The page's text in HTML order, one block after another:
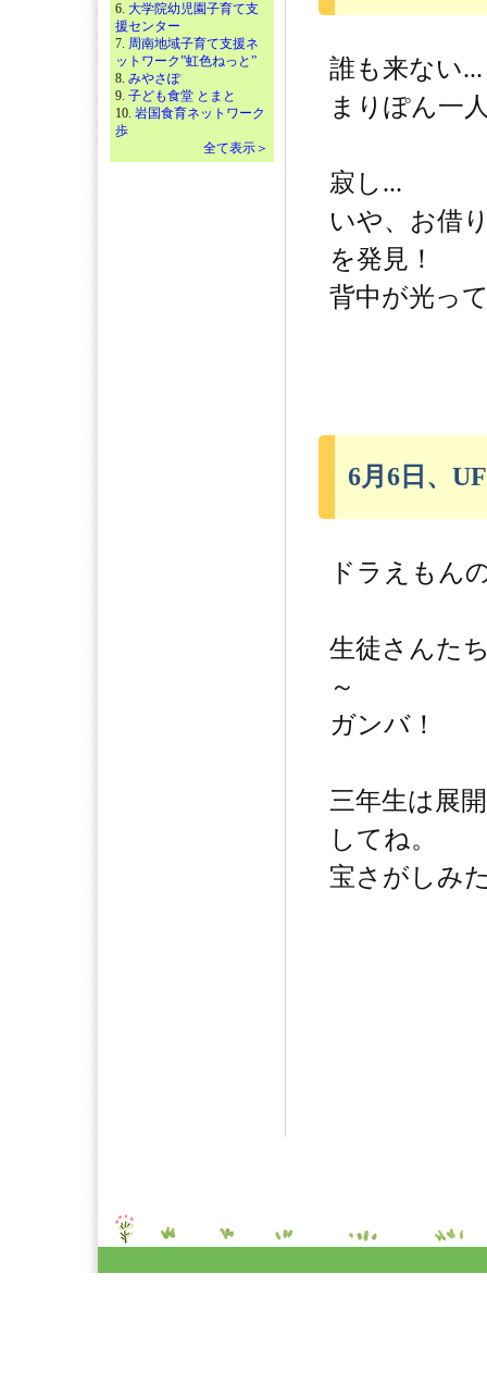
6. 大学院幼児園子育て支
援センター
7. 周南地域子育て支援ネ
ットワーク”虹色ねっと”
8. みやさぽ
9. 子ども食堂 とまと
10. 岩国食育ネットワーク
歩
全て表示＞
誰も来ない...
まりぽん一
寂し...
いや、お借
を発見！
背中が光っ
6月6日、
ドラえもん
生徒さんた
～
ガンバ！
三年生は展
してね。
宝さがしみ